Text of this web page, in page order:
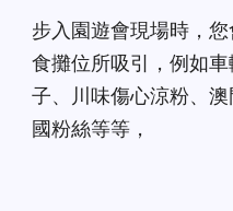
步入園遊會現場時，
食攤位所吸引，例如
子、川味傷心涼粉、
國粉絲等等，